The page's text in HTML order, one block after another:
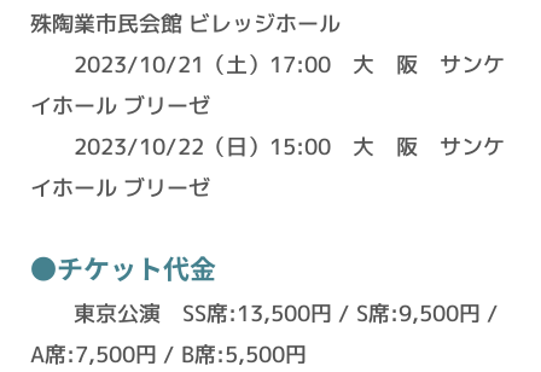
殊陶業市民会館 ビレッジホール
2023/10/21（土）17:00 大 阪 サンケ
イホール ブリーゼ
2023/10/22（日）15:00 大 阪 サンケ
イホール ブリーゼ
●チケット代金
東京公演 SS席:13,500円 / S席:9,500円 /
A席:7,500円 / B席:5,500円